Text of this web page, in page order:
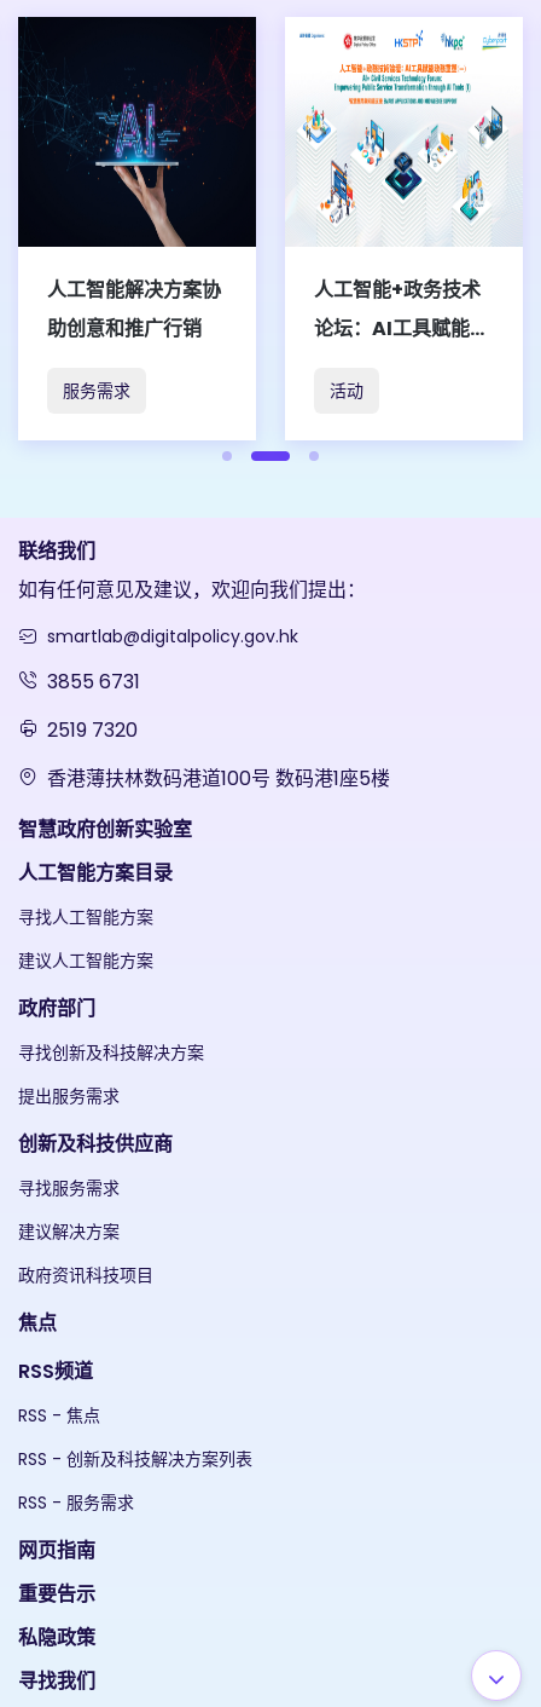
人工智能+政务技术
论坛：AI工具赋能政
用与知识支援
活动
香港国际创科展
2026「智慧香港展
活动
联络我们
如有任何意见及建议，欢迎向我们提出：
smartlab@digitalpolicy.gov.hk
3855 6731
2519 7320
香港薄扶林数码港道100号 数码港1座5楼
智慧政府创新实验室
人工智能方案目录
寻找人工智能方案
建议人工智能方案
政府部门
寻找创新及科技解决方案
提出服务需求
创新及科技供应商
寻找服务需求
建议解决方案
政府资讯科技项目
焦点
RSS频道
RSS - 焦点
RSS - 创新及科技解决方案列表
RSS - 服务需求
网页指南
重要告示
私隐政策
寻找我们